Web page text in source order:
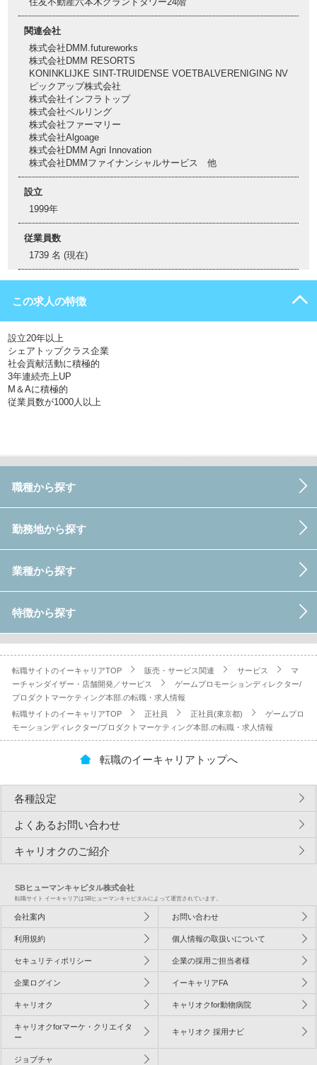
関連会社
株式会社DMM.futureworks
株式会社DMM RESORTS
KONINKLIJKE SINT-TRUIDENSE VOETBALVERENIGING NV
ピックアップ株式会社
株式会社インフラトップ
株式会社ベルリング
株式会社ファーマリー
株式会社Algoage
株式会社DMM Agri Innovation
株式会社DMMファイナンシャルサービス 他
設立
1999年
従業員数
1739 名 (現在)
この求人の特徴
設立20年以上
シェアトップクラス企業
社会貢献活動に積極的
3年連続売上UP
M＆Aに積極的
従業員数が1000人以上
職種から探す
勤務地から探す
業種から探す
特徴から探す
転職サイトのイーキャリアTOP 販売・サービス関連 サービス
マ
ーチャンダイザー・店舗開発／サービス
ゲームプロモーションディレクター/
プロダクトマーケティング本部.の転職・求人情報
転職サイトのイーキャリアTOP
正社員 正社員(東京都)
ゲームプロ
モーションディレクター/プロダクトマーケティング本部.の転職・求人情報
転職のイーキャリアトップへ
各種設定
よくあるお問い合わせ
キャリオクのご紹介
SBヒューマンキャピタル株式会社
転職サイト イーキャリアはSBヒューマンキャピタルによって運営されています。
会社案内 お問い合わせ
利用規約 個人情報の取扱いについて
セキュリティポリシー 企業の採用ご担当者様
企業ログイン イーキャリアFA
キャリオク キャリオクfor動物病院
キャリオクforマーケ・クリエイタ
ー
キャリオク 採用ナビ
ジョブチャ